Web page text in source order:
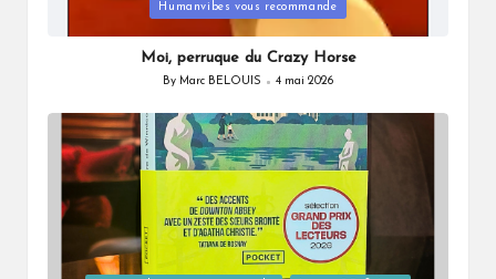
Humanvibes vous recommande
Moi, perruque du Crazy Horse
Posted
By Marc BELOUIS 4 mai 2026